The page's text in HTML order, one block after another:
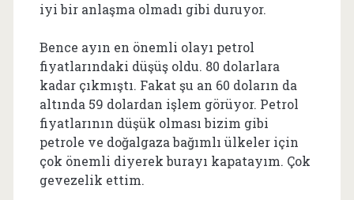
iyi bir anlaşma olmadı gibi duruyor.
Bence ayın en önemli olayı petrol
fiyatlarındaki düşüş oldu. 80 dolarlara
kadar çıkmıştı. Fakat şu an 60 doların da
altında 59 dolardan işlem görüyor. Petrol
fiyatlarının düşük olması bizim gibi
petrole ve doğalgaza bağımlı ülkeler için
çok önemli diyerek burayı kapatayım. Çok
gevezelik ettim.